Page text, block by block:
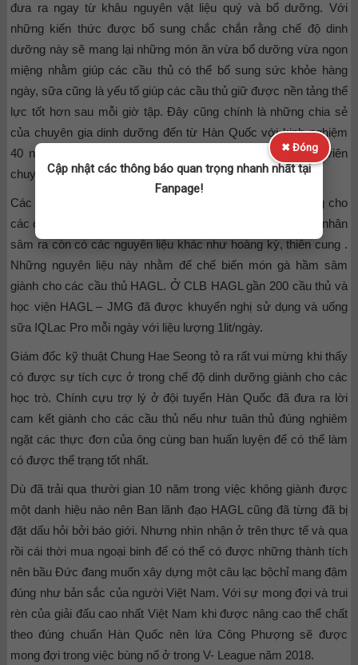
đưa ra ngay từ khâu nguyên vật liệu quý và bổ dưỡng. Với
những kiến thức được bổ sung chắc chắn rằng chế độ dinh
dưỡng này sẽ mang lại những món ăn vừa bổ dưỡng vừa ngon
miệng nhằm giúp các cầu thủ có thể bổ sung sức khỏe hàng
ngày, sữa cũng là yếu tố giúp các cầu thủ giữ được nền tảng thể
lực tốt hơn sau mỗi giờ tập. Đây cũng chính là những chia sẻ
của chuyên gia dinh dưỡng đến từ Hàn Quốc với kinh nghiệm
40 năm cho biết khi đến CLB HAGL với tư các cố vấn viên
chuyên gia dinh dưỡng.
Các nhà tài trợ còn cung cấp nhân sâm tươi vào mỗi tháng cho
các cầu thủ. Đây được cho là nguyên liệu quý hiếm , ngoài nhân
sâm ra còn có các nguyên liệu khác như hoàng kỳ, thiên cung .
Những nguyên liệu này nhằm để chế biến món gà hầm sâm
giành cho các cầu thủ HAGL. Ở CLB HAGL gần 200 cầu thủ và
học viện HAGL – JMG đã được khuyến nghị sử dụng và uống
sữa IQLac Pro mỗi ngày với liệu lượng 1lit/ngày.
Giám đốc kỹ thuật Chung Hae Seong tỏ ra rất vui mừng khi thấy
có được sự tích cực ở trong chế độ dinh dưỡng giành cho các
học trò. Chính cựu trợ lý ở đội tuyển Hàn Quốc đã đưa ra lời
cam kết giành cho các cầu thủ nếu như tuân thủ đúng nghiêm
ngặt các thực đơn của ông cùng ban huấn luyện để có thể làm
có được thể trạng tốt nhất.
Dù đã trải qua thười gian 10 năm trong việc không giành được
một danh hiệu nào nên Ban lãnh đạo HAGL cũng đã từng đã bị
đặt dấu hỏi bởi báo giới. Nhưng nhìn nhận ở trên thực tế và qua
rồi cái thời mua ngoại binh để có thể có được những thành tích
nên bầu Đức đang muốn xây dựng một câu lạc bộchỉ mang đậm
đúng như bản sắc của người Việt Nam. Với sự mong đợi và trui
rèn của giải đấu cao nhất Việt Nam khi được nâng cao thể chất
theo đúng chuẩn Hàn Quốc nên lứa Công Phượng sẽ được
mong đợi trong việc bùng nổ ở trong V- League năm 2018.
✖ Đóng
Cập nhật các thông báo quan trọng nhanh nhất tại
Fanpage!